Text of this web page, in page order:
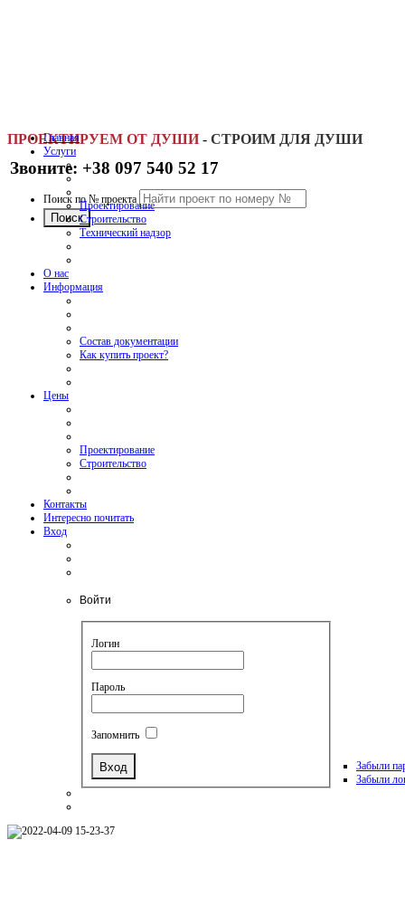
ПРОЕКТИРУЕМ ОТ ДУШИ - СТРОИМ ДЛЯ ДУШИ
Звоните: +38 097 540 52 17
Поиск по № проекта
Главная
Услуги
Проектирование
Строительство
Технический надзор
О нас
Информация
Состав документации
Как купить проект?
Цены
Проектирование
Строительство
Контакты
Интересно почитать
Вход
Войти
Логин
Пароль
Запомнить
Забыли
Забыли